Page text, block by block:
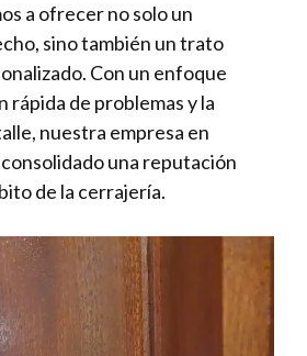
a ofrecer no solo un
sino también un trato
Con un enfoque
rápida de problemas y la
nuestra empresa en
una reputación
de la cerrajería.